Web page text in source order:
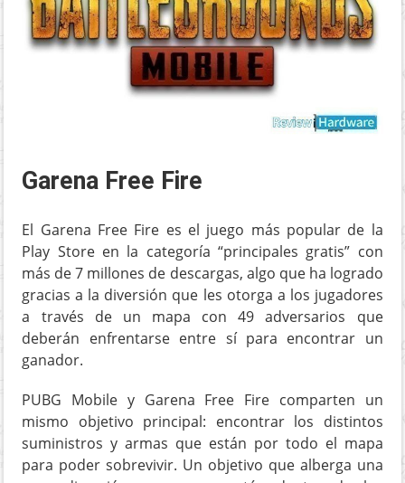
Garena Free Fire
El Garena Free Fire es el juego más popular de la
Play Store en la categoría “principales gratis” con
más de 7 millones de descargas, algo que ha logrado
gracias a la diversión que les otorga a los jugadores
a través de un mapa con 49 adversarios que
deberán enfrentarse entre sí para encontrar un
ganador.
PUBG Mobile y Garena Free Fire comparten un
mismo objetivo principal: encontrar los distintos
suministros y armas que están por todo el mapa
para poder sobrevivir. Un objetivo que alberga una